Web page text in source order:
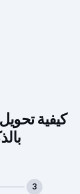
كيفية
3